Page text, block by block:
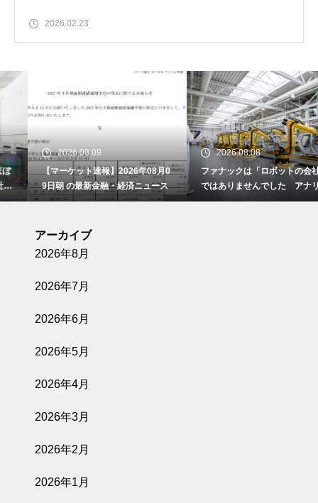
2026.02.23
2026.08.09
【マーケット速報】2026年08月0
9日朝 の最新金融・経済ニュース
2026.08.08
ファナックは「ロボットの会社」
ではありませんでした アナリス
トレポートが書かない、営業利益
アーカイブ
2026年8月
2026年7月
2026年6月
2026年5月
2026年4月
2026年3月
2026年2月
2026年1月